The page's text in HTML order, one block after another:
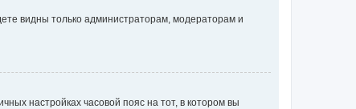
видны только администраторам, модераторам и
настройках часовой пояс на тот, в котором вы